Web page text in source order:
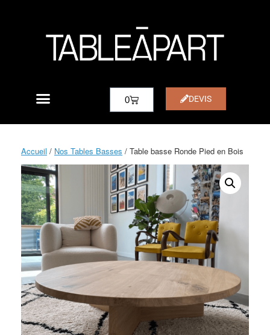
0 DEVIS
Accueil / Nos Tables Basses / Table basse Ronde Pied en Bois